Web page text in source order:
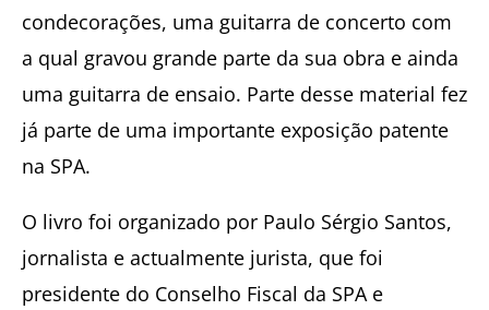
condecorações, uma guitarra de concerto com
a qual gravou grande parte da sua obra e ainda
uma guitarra de ensaio. Parte desse material fez
já parte de uma importante exposição patente
na SPA.
O livro foi organizado por Paulo Sérgio Santos,
jornalista e actualmente jurista, que foi
presidente do Conselho Fiscal da SPA e